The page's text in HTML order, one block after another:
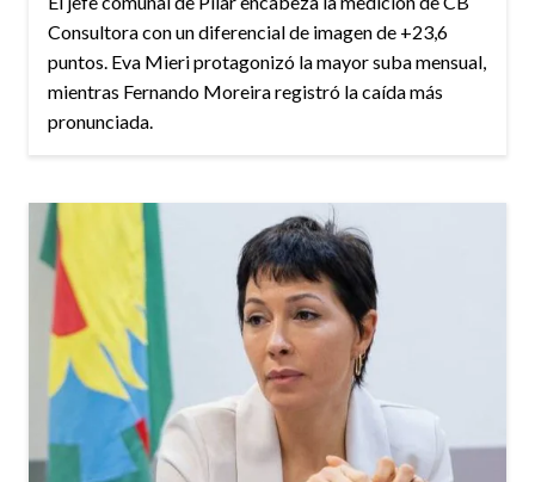
Consultora con un diferencial de imagen de +23,6
puntos. Eva Mieri protagonizó la mayor suba mensual,
mientras Fernando Moreira registró la caída más
pronunciada.